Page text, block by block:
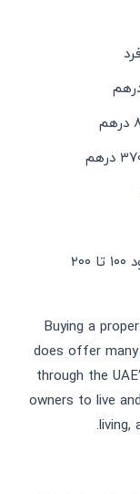
: حدود ۱۰۰ تا ۲۰۰
Buying a
does offer
through the
owners to live
living,